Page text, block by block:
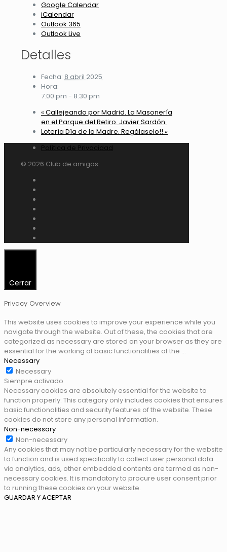
Google Calendar
iCalendar
Outlook 365
Outlook Live
Detalles
Fecha: 8 abril 2025
Hora:
7:00 pm - 8:30 pm
« Callejeando por Madrid. La Masonería
en el Parque del Retiro. Javier Sardón.
Lotería Día de la Madre. Regálaselo!! »
Política de Privacidad
© 2026 Club de amigos.
Cerrar
Privacy Overview
This website uses cookies to improve your experience while you
navigate through the website. Out of these, the cookies that are
categorized as necessary are stored on your browser as they are
essential for the working of basic functionalities of the ...
Necessary
Necessary
Siempre activado
Necessary cookies are absolutely essential for the website to
function properly. This category only includes cookies that ensures
basic functionalities and security features of the website. These
cookies do not store any personal information.
Non-necessary
Non-necessary
Any cookies that may not be particularly necessary for the website
to function and is used specifically to collect user personal data
via analytics, ads, other embedded contents are termed as non-
necessary cookies. It is mandatory to procure user consent prior
to running these cookies on your website.
GUARDAR Y ACEPTAR